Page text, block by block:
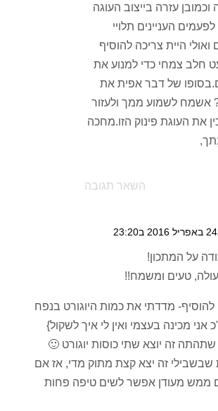
וכמובן עזרה בייצוב העוגה
העניינים תלויי
ואולי היית צריכה להוסיף
חלב צמחי כדי למנוע את
של דבר אפית את
אשמח לשמוע ממך ולעזור
את העוגת פינוק הזו.מחכה
השאר תגובה
על המתכון!
טעים ומשמח!!
מדדתי את כמות היוגורט בנפח
אני מכינה בעצמי ואין לי איך לשקול}
שתהתה זה יוצא שתי כוסות יוגורט 🙂
שבשבילי זה יצא קצת מתוק מדי, אז אם
ממש מעודן אפשר לשים טיפה פחות